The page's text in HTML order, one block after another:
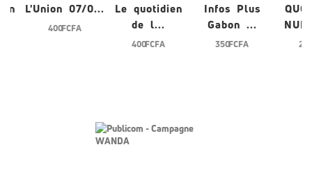
L'Union 07/0...
400 FCFA
Le quotidien
de l...
400 FCFA
Infos Plus
Gabon ...
350 FCFA